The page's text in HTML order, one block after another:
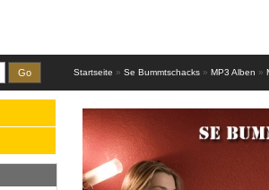
Go Startseite » Se Bummtschacks » MP3 Alben »